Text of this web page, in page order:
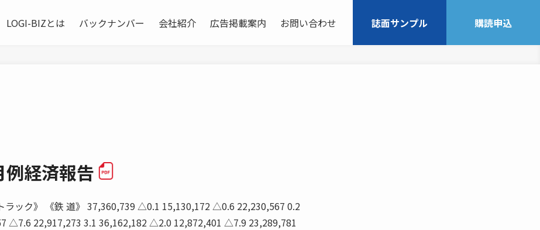
LOGI-BIZとは バックナンバー 会社紹介 広告掲載案内 お問い合わせ 誌面サンプル 購読申込
経済報告
ック》 《鉄 道》 37,360,739 △0.1 15,130,172 △0.6 22,230,567 0.2
△7.6 22,917,273 3.1 36,162,182 △2.0 12,872,401 △7.9 23,289,781